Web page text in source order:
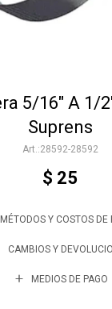
5/16" A 1/
Suprens
28592-28592
$ 25
MÉTODOS Y COSTOS DE
CAMBIOS Y
MEDIOS DE PAGO